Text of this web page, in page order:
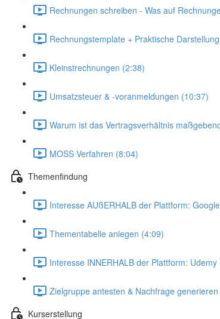
Rechnungen schreiben - Was auf
Rechnungstemplate + Praktische
Kleinstrechnungen (2:38)
Umsatzsteuer & -voranmeldungen (10:37)
Warum ist das Vertragsverhältnis
MOSS Verfahren (8:04)
Themenfindung
Interesse AUßERHALB der Plattform:
Thementabelle anlegen (4:09)
Interesse INNERHALB der Plattform:
Zielgruppe antesten & Nachfrage
Kurserstellung